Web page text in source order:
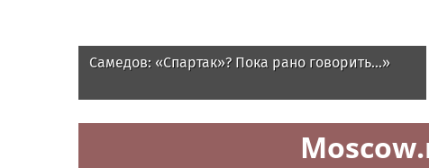
Самедов: «Спартак»? Пока рано говорить...»